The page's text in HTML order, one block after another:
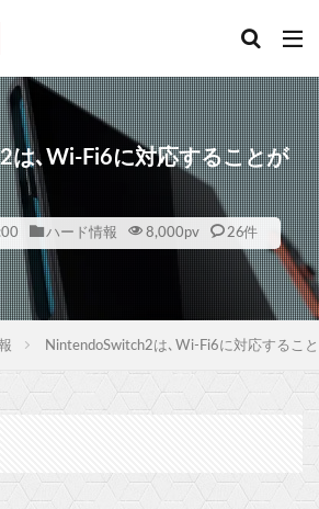
は､Wi-Fi6に対応することが
ハード情報 8,000pv 26件
NintendoSwitch2は､Wi-Fi6に対応するこ